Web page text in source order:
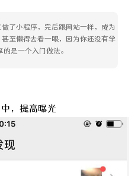
了小程序，完后跟网站一样，成为
至懒得去看一眼，因为你还没有学
是一个入门做法。
，提高曝光